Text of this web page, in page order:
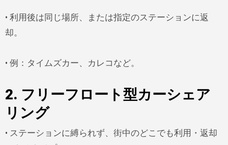
• 利用後は同じ場所、または指定のステーションに返
却。
• 例：タイムズカー、カレコなど。
2. フリーフロート型カーシェア
リング
• ステーションに縛られず、街中のどこでも利用・返却